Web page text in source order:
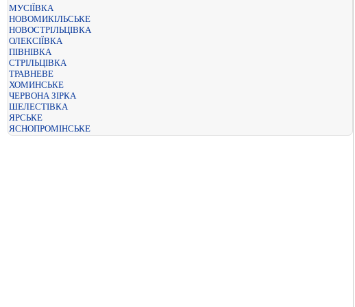
МУСІЇВКА
НОВОМИКІЛЬСЬКЕ
НОВОСТРІЛЬЦІВКА
ОЛЕКСІЇВКА
ПІВНІВКА
СТРІЛЬЦІВКА
ТРАВНЕВЕ
ХОМИНСЬКЕ
ЧЕРВОНА ЗІРКА
ШЕЛЕСТІВКА
ЯРСЬКЕ
ЯСНОПРОМІНСЬКЕ